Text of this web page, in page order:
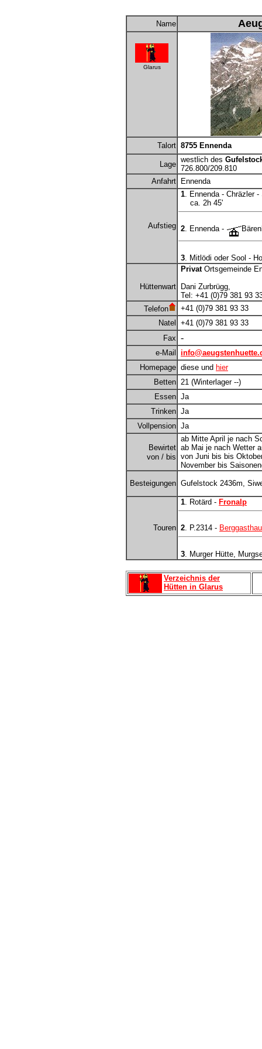
Name
Glarus
Talort 8755 Ennenda
Lage
westlich des
726.800/209.810
Anfahrt
Ennenda
Aufstieg
1. Ennenda - Chräzler
ca. 2h 45'
2. Ennenda -
3. Mitlödi oder Sool -
Hüttenwart
PrivatOrtsgemeinde
Dani Zurbrügg,
Tel: +41 (0)79 381 93
Telefon
+41 (0)79 381 93 33
Natel
+41 (0)79 381 93 33
Fax -
e-Mail
Homepage diese und hier
Betten 21 (Winterlager --)
Essen Ja
Trinken Ja
Vollpension Ja
Bewirtet
von / bis
ab Mitte April je nach
ab Mai je nach Wetter
von Juni bis bis
November bis
Besteigungen Gufelstock 2436m,
Touren
1. Rotärd - Fronalp
2. P.2314 -
3. Murger Hütte,
Verzeichnis der
Hütten in Glarus